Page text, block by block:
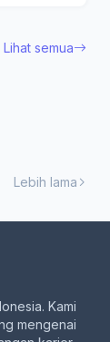
Lihat semua
Lebih lama
Kami
mengenai